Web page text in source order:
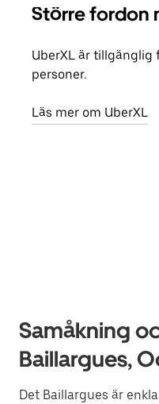
Större fordon
UberXL är
personer.
Läs mer om UberXL
Samåkning
Baillargues,
Det Baillargues är